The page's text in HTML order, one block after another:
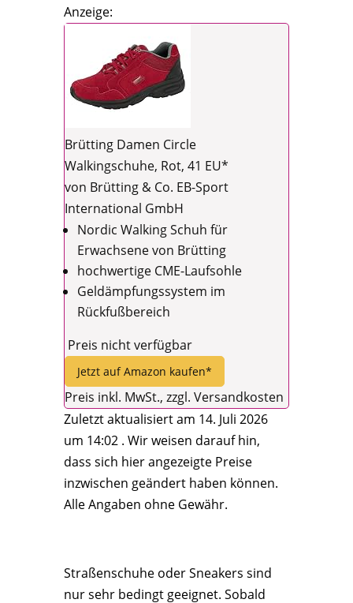
Anzeige:
Brütting Damen Circle
Walkingschuhe, Rot, 41 EU*
von Brütting & Co. EB-Sport
International GmbH
Nordic Walking Schuh für
Erwachsene von Brütting
hochwertige CME-Laufsohle
Geldämpfungssystem im
Rückfußbereich
Preis nicht verfügbar
Jetzt auf Amazon kaufen*
Preis inkl. MwSt., zzgl. Versandkosten
Zuletzt aktualisiert am 14. Juli 2026
um 14:02 . Wir weisen darauf hin,
dass sich hier angezeigte Preise
inzwischen geändert haben können.
Alle Angaben ohne Gewähr.
Straßenschuhe oder Sneakers sind
nur sehr bedingt geeignet. Sobald